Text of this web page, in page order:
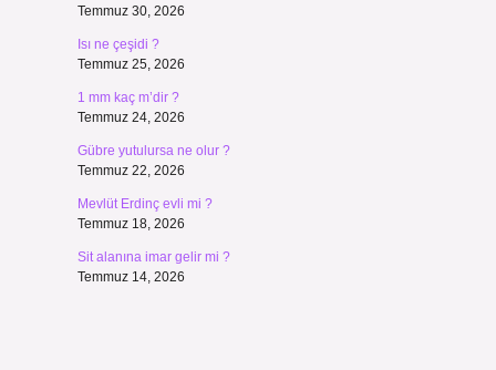
Temmuz 30, 2026
Isı ne çeşidi ?
Temmuz 25, 2026
1 mm kaç m’dir ?
Temmuz 24, 2026
Gübre yutulursa ne olur ?
Temmuz 22, 2026
Mevlüt Erdinç evli mi ?
Temmuz 18, 2026
Sit alanına imar gelir mi ?
Temmuz 14, 2026